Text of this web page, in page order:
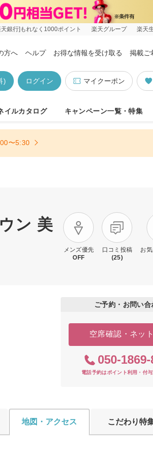
銀行]もれなく1000ポイント 楽天グループ 楽天
方へ ヘルプ お得な情報を受け取る 掲載ご
マイクーポン
ログイン
)
イルカタログ キャンペーン一覧・特集
〜5:30
ン 美
メンズ優先
OFF
口コミ投稿
(25)
お
ご予約・お問い合
空席確認・ネッ
050-
電話予約はポイント利用・付
地図・アクセス こだわり特